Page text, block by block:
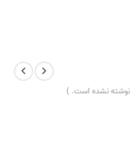
نشده است. )